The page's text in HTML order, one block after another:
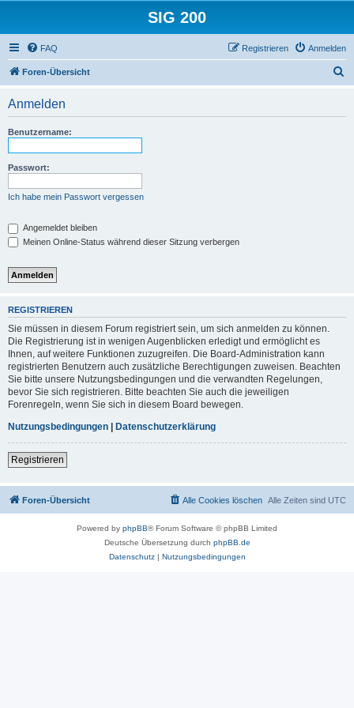
SIG 200
FAQ Anmelden
Registrieren
Foren-Übersicht
Anmelden
Benutzername:
Passwort:
Ich habe mein Passwort vergessen
Angemeldet bleiben
Meinen Online-Status während dieser Sitzung verbergen
REGISTRIEREN
Sie müssen in diesem Forum registriert sein, um sich anmelden zu können.
Die Registrierung ist in wenigen Augenblicken erledigt und ermöglicht es
Ihnen, auf weitere Funktionen zuzugreifen. Die Board-Administration kann
registrierten Benutzern auch zusätzliche Berechtigungen zuweisen. Beachten
Sie bitte unsere Nutzungsbedingungen und die verwandten Regelungen,
bevor Sie sich registrieren. Bitte beachten Sie auch die jeweiligen
Forenregeln, wenn Sie sich in diesem Board bewegen.
Nutzungsbedingungen | Datenschutzerklärung
Registrieren
Foren-Übersicht Alle Zeiten sind UTC
Alle Cookies löschen
Powered by phpBB® Forum Software © phpBB Limited
Deutsche Übersetzung durch phpBB.de
Datenschutz| Nutzungsbedingungen